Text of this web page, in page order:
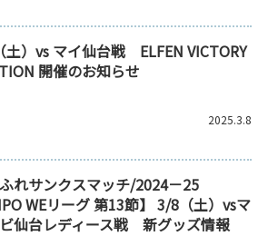
土）vs マイ仙台戦 ELFEN VICTORY
開催のお知らせ
2025.3.8
ふれサンクスマッチ/2024－25
WEリーグ 第13節】 3/8（土）vsマ
仙台レディース戦 新グッズ情報